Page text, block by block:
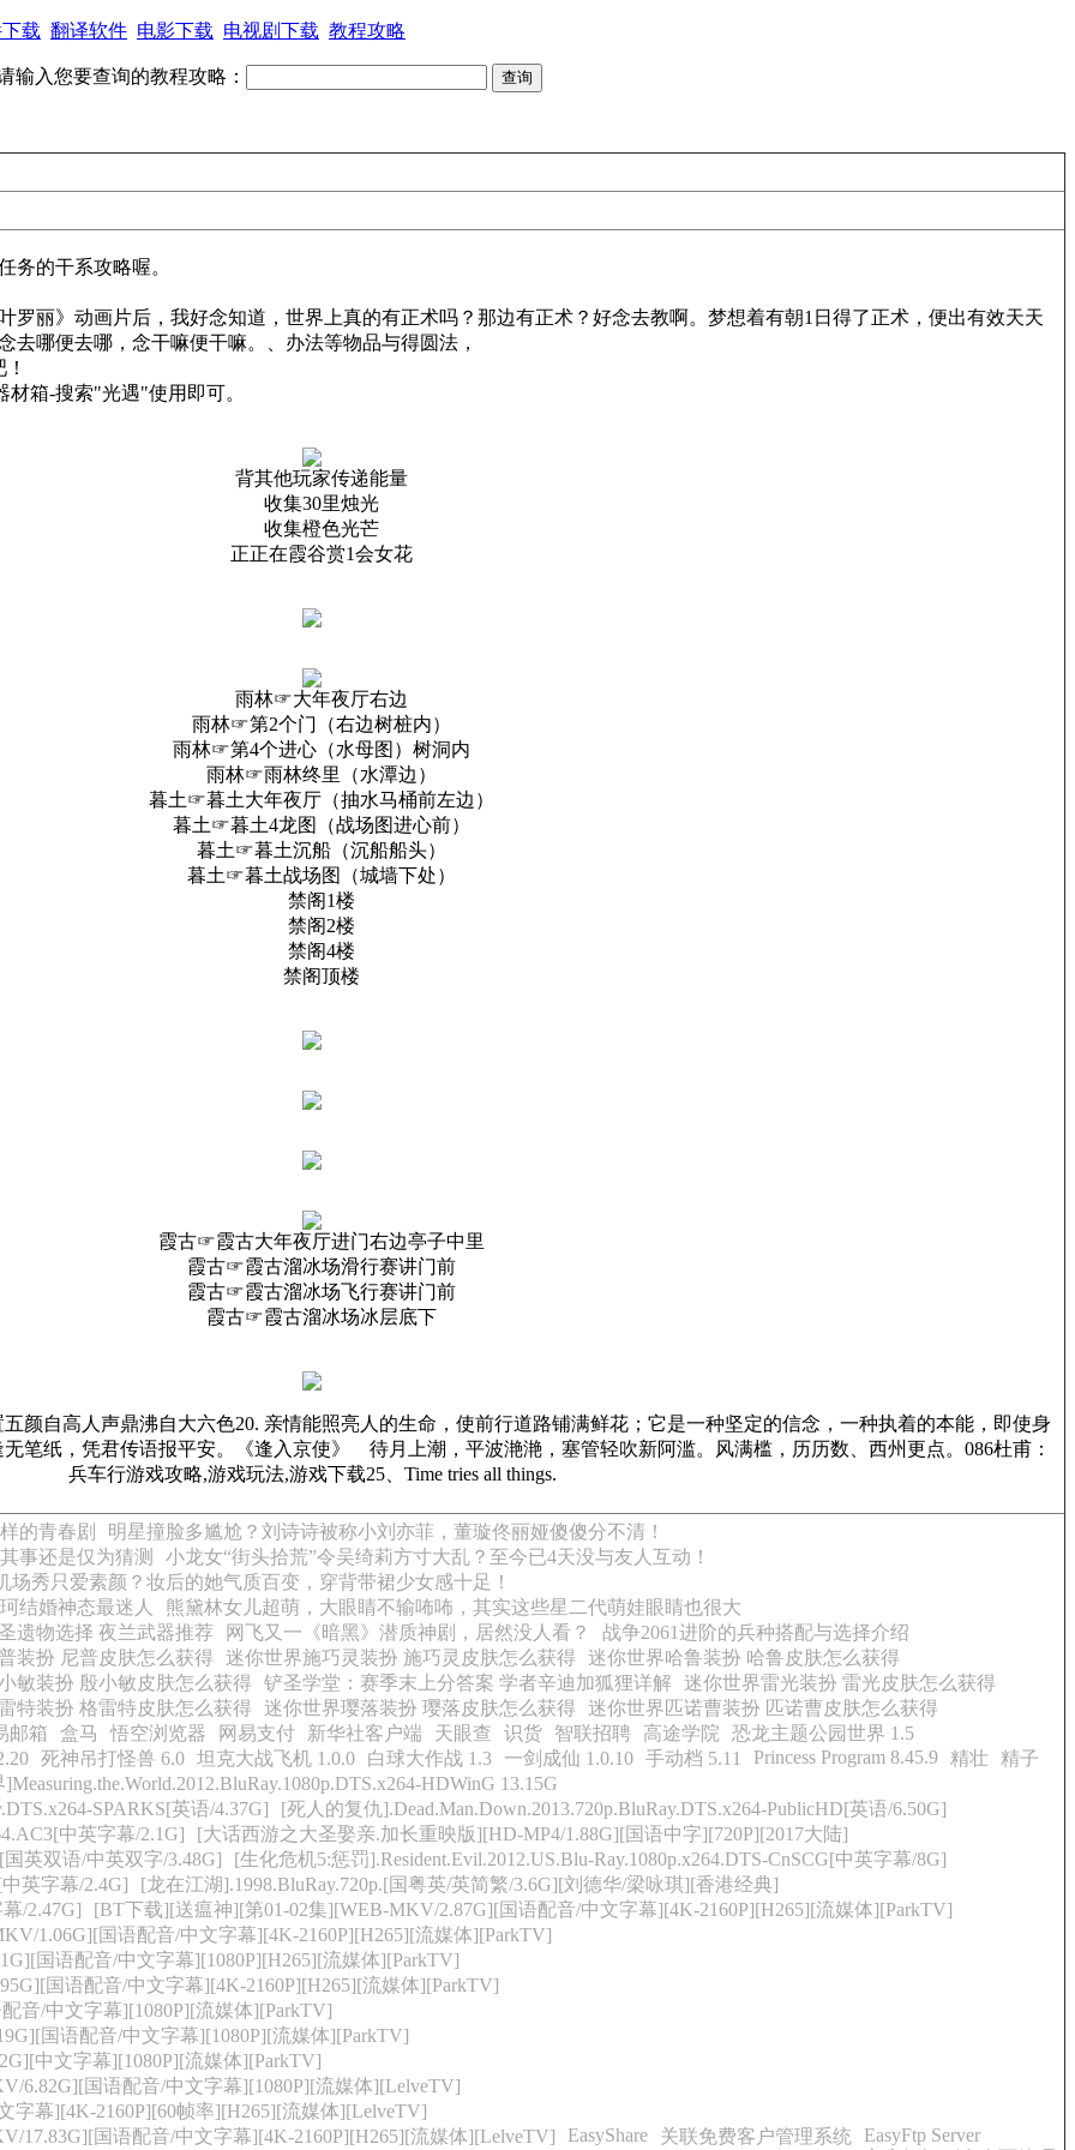
载 翻译软件 电影下载 电视剧下载 教程攻略
输入您要查询的教程攻略：
务的干系攻略喔。
丽》动画片后，我好念知道，世界上真的有正术吗？那边有正术？好念去教啊。梦想着有朝1日得了正术，便出有效天天
哪便去哪，念干嘛便干嘛。、办法等物品与得圆法，
材箱-搜索"光遇"使用即可。
背其他玩家传递能量
收集30里烛光
收集橙色光芒
正正在霞谷赏1会女花
雨林☞大年夜厅右边
雨林☞第2个门（右边树桩内）
雨林☞第4个进心（水母图）树洞内
雨林☞雨林终里（水潭边）
暮土☞暮土大年夜厅（抽水马桶前左边）
暮土☞暮土4龙图（战场图进心前）
暮土☞暮土沉船（沉船船头）
暮土☞暮土战场图（城墙下处）
禁阁1楼
禁阁2楼
禁阁4楼
禁阁顶楼
霞古☞霞古大年夜厅进门右边亭子中里
霞古☞霞古溜冰场滑行赛讲门前
霞古☞霞古溜冰场飞行赛讲门前
霞古☞霞古溜冰场冰层底下
自高人声鼎沸自大六色20. 亲情能照亮人的生命，使前行道路铺满鲜花；它是一种坚定的信念，一种执着的本能，即使身
无笔纸，凭君传语报平安。《逢入京使》 待月上潮，平波滟滟，塞管轻吹新阿滥。风满槛，历历数、西州更点。086杜甫：
兵车行游戏攻略,游戏玩法,游戏下载25、Time tries all things.
的青春剧
明星撞脸多尴尬？刘诗诗被称小刘亦菲，董璇佟丽娅傻傻分不清！
事还是仅为猜测
小龙女“街头拾荒”令吴绮莉方寸大乱？至今已4天没与友人互动！
场秀只爱素颜？妆后的她气质百变，穿背带裙少女感十足！
结婚神态最迷人
熊黛林女儿超萌，大眼睛不输咘咘，其实这些星二代萌娃眼睛也很大
遗物选择 夜兰武器推荐
网飞又一《暗黑》潜质神剧，居然没人看？
战争2061进阶的兵种搭配与选择介绍
装扮 尼普皮肤怎么获得
迷你世界施巧灵装扮 施巧灵皮肤怎么获得
迷你世界哈鲁装扮 哈鲁皮肤怎么获得
敏装扮 殷小敏皮肤怎么获得
铲圣学堂：赛季末上分答案 学者辛迪加狐狸详解 迷你世界雷光装扮 雷光皮肤怎么获得
特装扮 格雷特皮肤怎么获得
迷你世界璎落装扮 璎落皮肤怎么获得
迷你世界匹诺曹装扮 匹诺曹皮肤怎么获得
邮箱
盒马 悟空浏览器 网易支付 新华社客户端 天眼查 识货 智联招聘 高途学院
恐龙主题公园世界 1.5
死神吊打怪兽 6.0 坦克大战飞机 1.0.0 白球大作战 1.3 一剑成仙 1.0.10 手动档 5.11 Princess Program 8.45.9 精壮
精子
HDWinG 13.15G
SPARKS[英语/4.37G]
[死人的复仇].Dead.Man.Down.2013.720p.BluRay.DTS.x264-PublicHD[英语/6.50G]
中英字幕/2.1G]
[大话西游之大圣娶亲.加长重映版][HD-MP4/1.88G][国语中字][720P][2017大陆]
英双语/中英双字/3.48G]
[生化危机5:惩罚].Resident.Evil.2012.US.Blu-Ray.1080p.x264.DTS-CnSCG[中英字幕/8G]
英字幕/2.4G]
[龙在江湖].1998.BluRay.720p.[国粤英/英简繁/3.6G][刘德华/梁咏琪][香港经典]
/2.47G]
[BT下载][送瘟神][第01-02集][WEB-MKV/2.87G][国语配音/中文字幕][4K-2160P][H265][流媒体][ParkTV]
1.06G][国语配音/中文字幕][4K-2160P][H265][流媒体][ParkTV]
国语配音/中文字幕][1080P][H265][流媒体][ParkTV]
国语配音/中文字幕][4K-2160P][H265][流媒体][ParkTV]
音/中文字幕][1080P][流媒体][ParkTV]
国语配音/中文字幕][1080P][流媒体][ParkTV]
中文字幕][1080P][流媒体][ParkTV]
6.82G][国语配音/中文字幕][1080P][流媒体][LelveTV]
幕][4K-2160P][60帧率][H265][流媒体][LelveTV]
17.83G][国语配音/中文字幕][4K-2160P][H265][流媒体][LelveTV]
EasyShare 关联免费客户管理系统
EasyFtp Server